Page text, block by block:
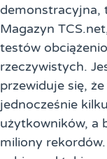
demonstracyjna,
Magazyn
testów
rzeczywistych.
przewiduje się,
jednocześnie
użytkowników, a
miliony